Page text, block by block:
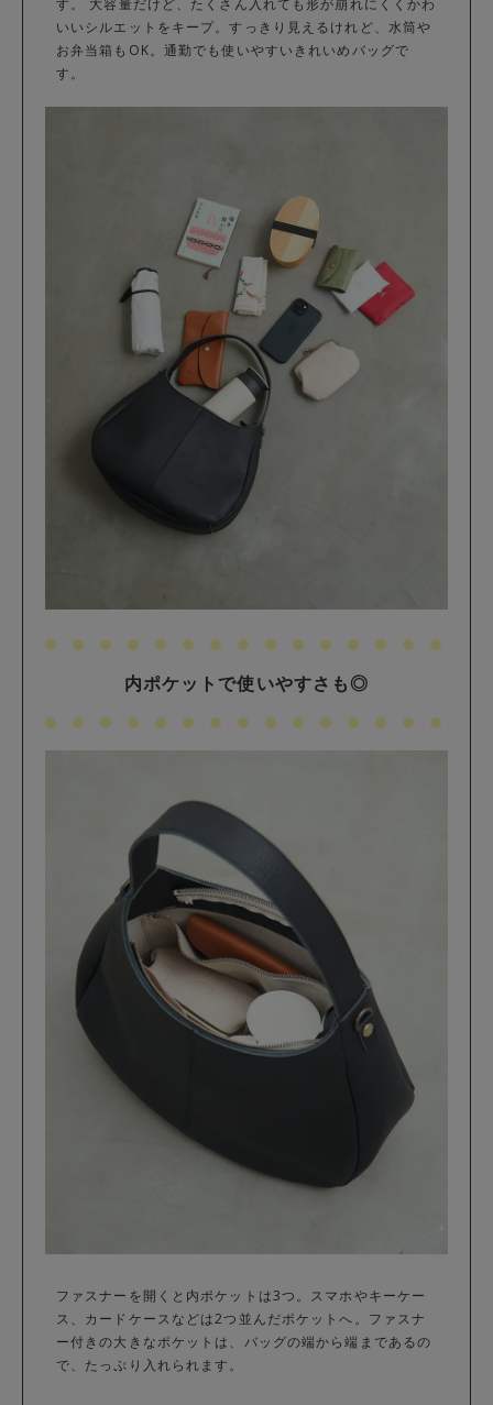
いいシルエットをキープ。すっきり見えるけれど、水筒や
お弁当箱もOK。通勤でも使いやすいきれいめバッグで
す。
内ポケットで使いやすさも◎
ファスナーを開くと内ポケットは3つ。スマホやキーケー
ス、カードケースなどは2つ並んだポケットへ。ファスナ
ー付きの大きなポケットは、バッグの端から端まであるの
で、たっぷり入れられます。